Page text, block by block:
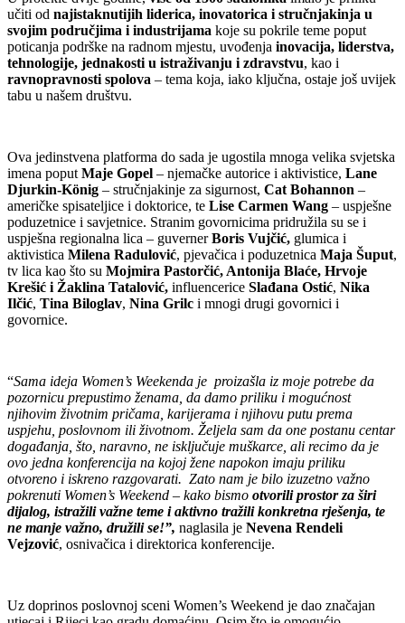
učiti od najistaknutijih liderica, inovatorica i stručnjakinja u
svojim područjima i industrijama koje su pokrile teme poput
poticanja podrške na radnom mjestu, uvođenja inovacija, liderstva,
tehnologije, jednakosti u istraživanju i zdravstvu, kao i
ravnopravnosti spolova – tema koja, iako ključna, ostaje još uvijek
tabu u našem društvu.
Ova jedinstvena platforma do sada je ugostila mnoga velika svjetska
imena poput Maje Gopel – njemačke autorice i aktivistice, Lane
Djurkin-König – stručnjakinje za sigurnost, Cat Bohannon –
američke spisateljice i doktorice, te Lise Carmen Wang – uspješne
poduzetnice i savjetnice. Stranim govornicima pridružila su se i
uspješna regionalna lica – guvernerBoris Vujčić, glumica i
aktivistica Milena Radulović, pjevačica i poduzetnica Maja Šuput,
tv lica kao što su Mojmira Pastorčić, Antonija Blaće, Hrvoje
Krešić i Žaklina Tatalović, influencerice Slađana Ostić, Nika
Ilčić, Tina Biloglav, Nina Grilc i mnogi drugi govornici i
govornice.
“Sama ideja Women’s Weekenda je proizašla iz moje potrebe da
pozornicu prepustimo ženama, da damo priliku i mogućnost
njihovim životnim pričama, karijerama i njihovu putu prema
uspjehu, poslovnom ili životnom. Željela sam da one postanu centar
događanja, što, naravno, ne isključuje muškarce, ali recimo da je
ovo jedna konferencija na kojoj žene napokon imaju priliku
otvoreno i iskreno razgovarati. Zato nam je bilo izuzetno važno
pokrenuti Women’s Weekend – kako bismo otvorili prostor za širi
dijalog, istražili važne teme i aktivno tražili konkretna rješenja, te
ne manje važno, družili se!”, naglasila je Nevena Rendeli
Vejzović, osnivačica i direktorica konferencije.
Uz doprinos poslovnoj sceni Women’s Weekend je dao značajan